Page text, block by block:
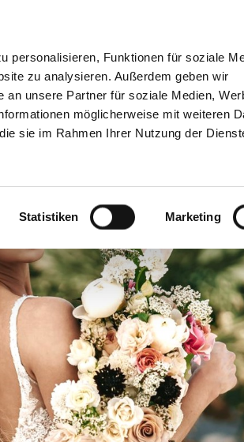
personalisieren, Funktionen für soziale
zu analysieren. Außerdem geben wir
unsere Partner für soziale Medien,
möglicherweise mit weiteren
sie im Rahmen Ihrer Nutzung der
Statistiken Marketing
Accessoires Abendmode